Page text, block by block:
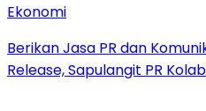
Ekonomi
Berikan Jasa PR dan
Release, Sapulangit PR